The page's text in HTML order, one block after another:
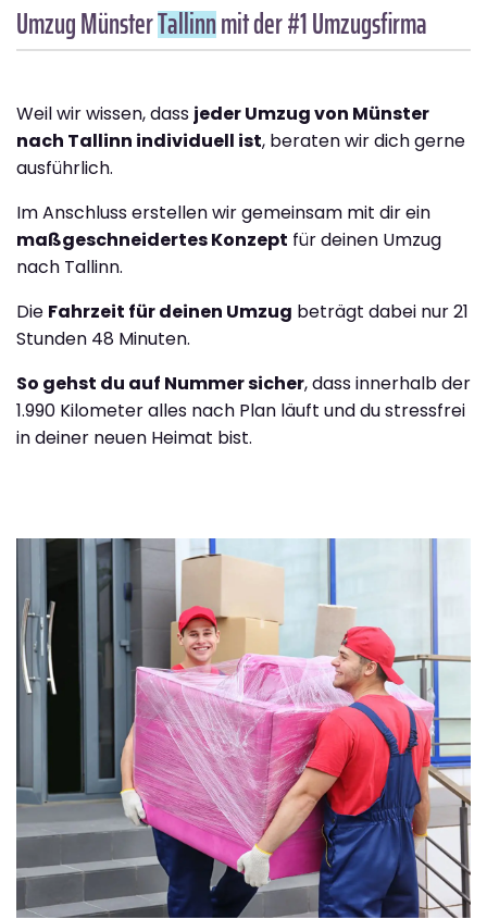
Umzug MünsterTallinnmit der #1 Umzugsfirma
Weil wir wissen, dass jeder Umzug von Münster
nach Tallinn individuell ist, beraten wir dich gerne
ausführlich.
Im Anschluss erstellen wir gemeinsam mit dir ein
maßgeschneidertes Konzept für deinen Umzug
nach Tallinn.
Die Fahrzeit für deinen Umzug beträgt dabei nur 21
Stunden 48 Minuten.
So gehst du auf Nummer sicher, dass innerhalb der
1.990 Kilometer alles nach Plan läuft und du stressfrei
in deiner neuen Heimat bist.